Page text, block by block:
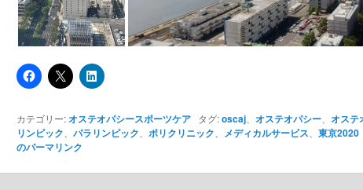
カテゴリー:オステオパシースポーツケアタグ:oscaj、 オステオパシー、 オステ
リンピック
パラリンピック ポリクリニック メディカルサービス 東京2020
のパーマリンク